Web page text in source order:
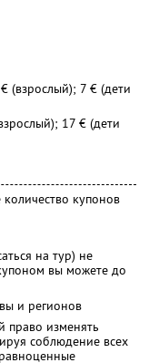
(взрослый); 7 € (дети
17 € (дети
купонов
на тур) не
вы можете до
и регионов
право изменять
соблюдение всех